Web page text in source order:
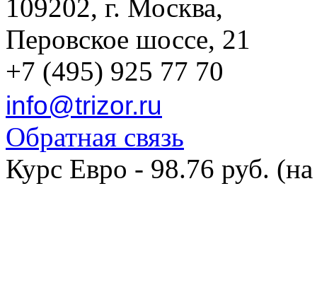
109202, г. Москва,
Перовское шоссе, 21
+7 (495) 925 77 70
info@trizor.ru
Обратная связь
Курс Евро - 98.76 руб.